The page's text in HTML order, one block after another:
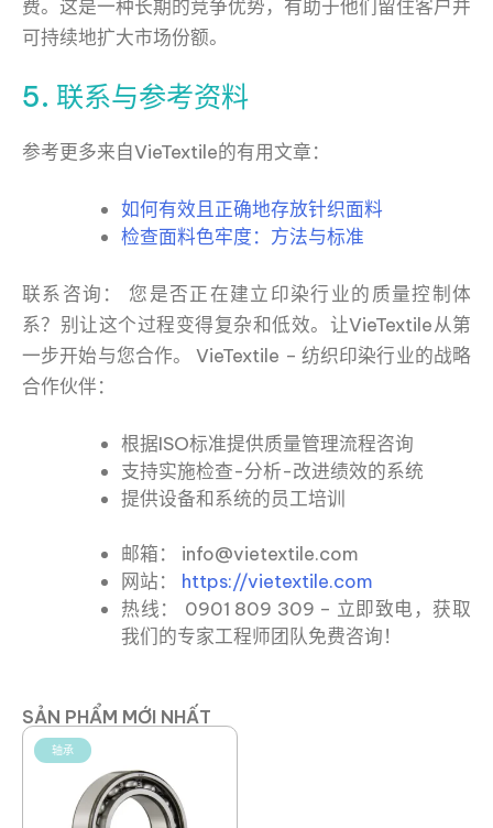
费。这是一种长期的竞争优势，有助于他们留住客户并
可持续地扩大市场份额。
5. 联系与参考资料
参考更多来自VieTextile的有用文章：
如何有效且正确地存放针织面料
检查面料色牢度：方法与标准
联系咨询： 您是否正在建立印染行业的质量控制体
系？别让这个过程变得复杂和低效。让VieTextile从第
一步开始与您合作。 VieTextile – 纺织印染行业的战略
合作伙伴：
根据ISO标准提供质量管理流程咨询
支持实施检查-分析-改进绩效的系统
提供设备和系统的员工培训
邮箱： info@vietextile.com
网站：
https://vietextile.com
热线： 0901 809 309 – 立即致电，获取
我们的专家工程师团队免费咨询！
SẢN PHẨM MỚI NHẤT
轴承